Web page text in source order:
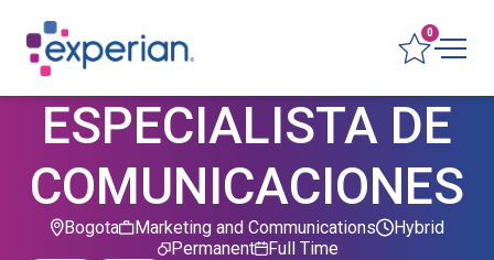
0
ESPECIALISTA DE
COMUNICACIONES
Bogota
Marketing and Communications
Permanent
Hybrid
Full Time